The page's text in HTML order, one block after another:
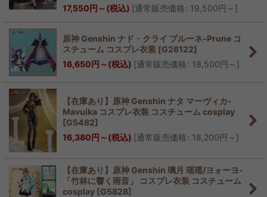
17,550円 ～(税込) [通常販売価格: 19,500円 ～ ]
原神 Genshin ナド・クライ プルーネ-Prune コ
スチューム コスプレ衣装 [G26122]
16,650円 ～(税込) [通常販売価格: 18,500円 ～ ]
【在庫あり】原神 Genshin ナタ マーヴィカ-
Mavuika コスプレ衣装 コスチューム cosplay
[G5482]
16,380円 ～(税込) [通常販売価格: 18,200円 ～ ]
【在庫あり】原神 Genshin 璃月 瑶瑶/ヨォーヨ-
「竹林に響く雨音」 コスプレ衣装 コスチューム
cosplay [G5828]